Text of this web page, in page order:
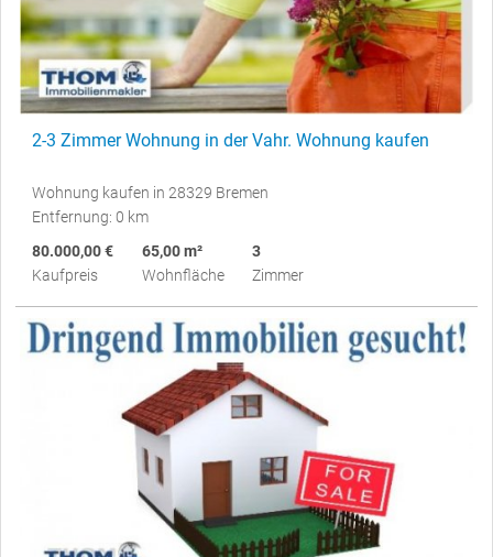
2-3 Zimmer Wohnung in der Vahr. Wohnung kaufen
Wohnung kaufen in 28329 Bremen
Entfernung: 0 km
80.000,00 €
Kaufpreis
65,00 m²
Wohnfläche
3
Zimmer